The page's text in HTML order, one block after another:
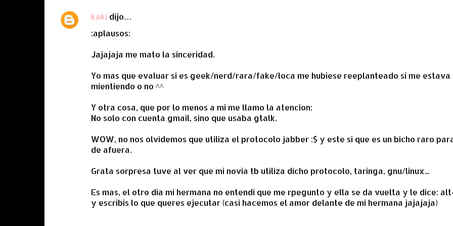
C
kaki dijo…
:aplausos:
Jajajaja me mato la sinceridad.
Yo mas que evaluar si es geek/nerd/rara/fake/loca me hubiese reeplanteado si me estava
mientiendo o no ^^
Y otra cosa, que por lo menos a mi me llamo la atencion:
No solo con cuenta gmail, sino que usaba gtalk.
WOW, no nos olvidemos que utiliza el protocolo jabber :$ y este si que es un bicho raro
de afuera.
Grata sorpresa tuve al ver que mi novia tb utiliza dicho protocolo, taringa, gnu/linux...
Es mas, el otro dia mi hermana no entendi que me rpegunto y ella se da vuelta y le dice:
y escribis lo que queres ejecutar (casi hacemos el amor delante de mi hermana jajajaja)